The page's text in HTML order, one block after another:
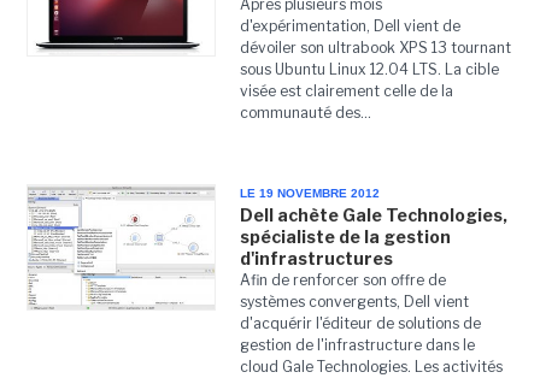
Après plusieurs mois
d'expérimentation, Dell vient de
dévoiler son ultrabook XPS 13 tournant
sous Ubuntu Linux 12.04 LTS. La cible
visée est clairement celle de la
communauté des...
LE 19 NOVEMBRE 2012
Dell achète Gale Technologies,
spécialiste de la gestion
d'infrastructures
Afin de renforcer son offre de
systèmes convergents, Dell vient
d'acquérir l'éditeur de solutions de
gestion de l'infrastructure dans le
cloud Gale Technologies. Les activités